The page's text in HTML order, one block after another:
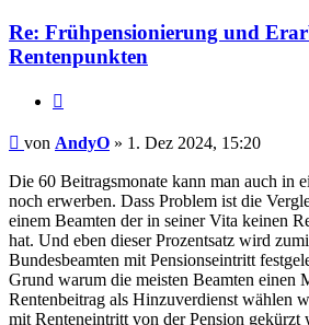
Re: Frühpensionierung und
Rentenpunkten
Beitrag
von AndyO » 1. Dez 2024, 15:20
Die 60 Beitragsmonate kann man auch in
noch erwerben. Dass Problem ist die
einem Beamten der in seiner Vita keinen
hat. Und eben dieser Prozentsatz wird
Bundesbeamten mit Pensionseintritt
Grund warum die meisten Beamten einen
Rentenbeitrag als Hinzuverdienst wählen
mit Renteneintritt von der Pension gekürzt